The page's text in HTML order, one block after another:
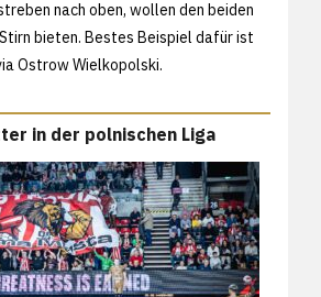
nach oben, wollen den beiden
bieten. Bestes Beispiel dafür ist
Ostrow Wielkopolski.
in der polnischen Liga